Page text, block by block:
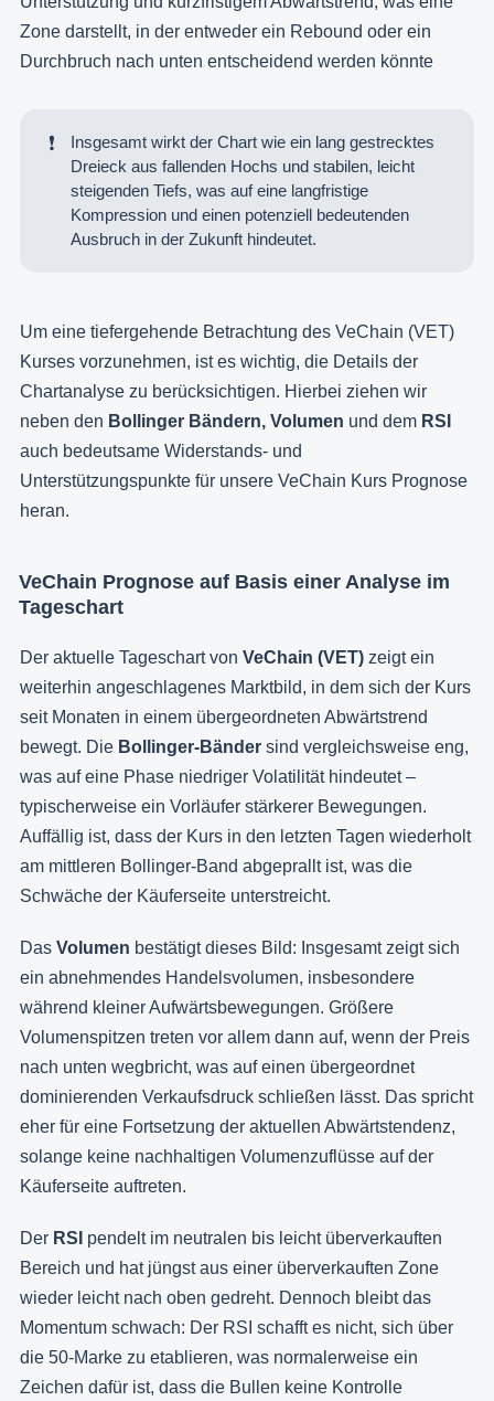
Zone darstellt, in der entweder ein Rebound oder ein
Durchbruch nach unten entscheidend werden könnte
❗
Insgesamt wirkt der Chart wie ein lang gestrecktes
Dreieck aus fallenden Hochs und stabilen, leicht
steigenden Tiefs, was auf eine langfristige
Kompression und einen potenziell bedeutenden
Ausbruch in der Zukunft hindeutet.
Um eine tiefergehende Betrachtung des VeChain (VET)
Kurses vorzunehmen, ist es wichtig, die Details der
Chartanalyse zu berücksichtigen. Hierbei ziehen wir
neben den Bollinger Bändern, Volumen und dem RSI
auch bedeutsame Widerstands- und
Unterstützungspunkte für unsere VeChain Kurs Prognose
heran.
VeChain Prognose auf Basis einer Analyse im
Tageschart
Der aktuelle Tageschart von VeChain (VET) zeigt ein
weiterhin angeschlagenes Marktbild, in dem sich der Kurs
seit Monaten in einem übergeordneten Abwärtstrend
bewegt. Die Bollinger-Bänder sind vergleichsweise eng,
was auf eine Phase niedriger Volatilität hindeutet –
typischerweise ein Vorläufer stärkerer Bewegungen.
Auffällig ist, dass der Kurs in den letzten Tagen wiederholt
am mittleren Bollinger-Band abgeprallt ist, was die
Schwäche der Käuferseite unterstreicht.
Das Volumen bestätigt dieses Bild: Insgesamt zeigt sich
ein abnehmendes Handelsvolumen, insbesondere
während kleiner Aufwärtsbewegungen. Größere
Volumenspitzen treten vor allem dann auf, wenn der Preis
nach unten wegbricht, was auf einen übergeordnet
dominierenden Verkaufsdruck schließen lässt. Das spricht
eher für eine Fortsetzung der aktuellen Abwärtstendenz,
solange keine nachhaltigen Volumenzuflüsse auf der
Käuferseite auftreten.
Der RSI pendelt im neutralen bis leicht überverkauften
Bereich und hat jüngst aus einer überverkauften Zone
wieder leicht nach oben gedreht. Dennoch bleibt das
Momentum schwach: Der RSI schafft es nicht, sich über
die 50-Marke zu etablieren, was normalerweise ein
Zeichen dafür ist, dass die Bullen keine Kontrolle